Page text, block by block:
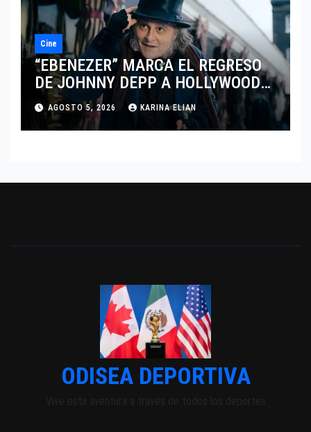
Cine
“EBENEZER” MARCA EL REGRESO
DE JOHNNY DEPP A HOLLYWOOD
TRAS SU PASO POR EL CINE
INDEPENDIENTE EUROPEO
AGOSTO 5, 2026 KARINA ELIAN
ODISEA DEPORTIVA
Vive esta aventura a través de todos los deportes